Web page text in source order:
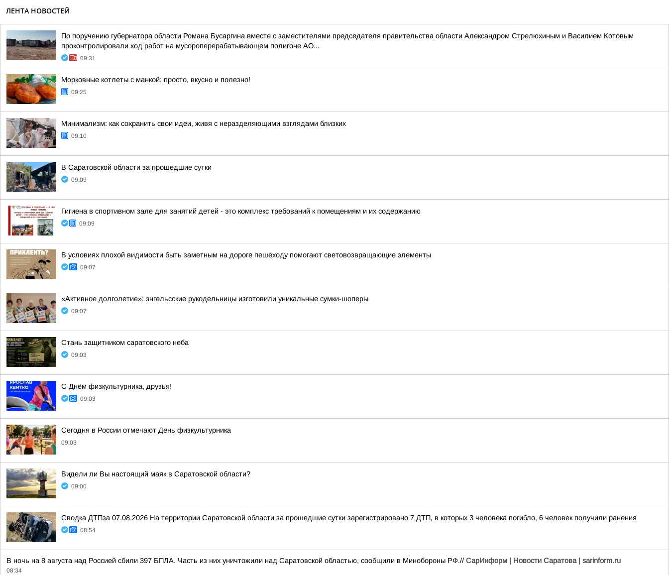
ЛЕНТА НОВОСТЕЙ
По поручению губернатора области Романа Бусаргина вместе с заместителями председателя правительства области Александром Стрелюхиным и Василием Котовым
проконтролировали ход работ на мусороперерабатывающем полигоне АО...
09:31
Морковные котлеты с манкой: просто, вкусно и полезно!
09:25
Минимализм: как сохранить свои идеи, живя с неразделяющими взглядами близких
09:10
В Саратовской области за прошедшие сутки
09:09
Гигиена в спортивном зале для занятий детей - это комплекс требований к помещениям и их содержанию
09:09
В условиях плохой видимости быть заметным на дороге пешеходу помогают световозвращающие элементы
09:07
«Активное долголетие»: энгельсские рукодельницы изготовили уникальные сумки-шоперы
09:07
Стань защитником саратовского неба
09:03
С Днём физкультурника, друзья!
09:03
Сегодня в России отмечают День физкультурника
09:03
Видели ли Вы настоящий маяк в Саратовской области?
09:00
Сводка ДТПза 07.08.2026 На территории Саратовской области за прошедшие сутки зарегистрировано 7 ДТП, в которых 3 человека погибло, 6 человек получили ранения
08:54
В ночь на 8 августа над Россией сбили 397 БПЛА. Часть из них уничтожили над Саратовской областью, сообщили в Минобороны РФ.// СарИнформ | Новости Саратова | sarinform.ru
08:34